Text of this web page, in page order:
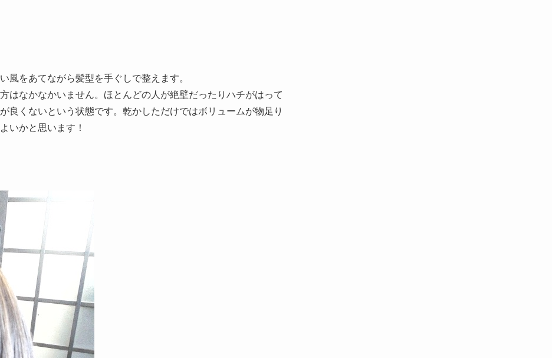
風をあてながら髪型を手ぐしで整えます。
はなかなかいません。ほとんどの人が絶壁だったりハチがはって
良くないという状態です。乾かしただけではボリュームが物足り
いかと思います！